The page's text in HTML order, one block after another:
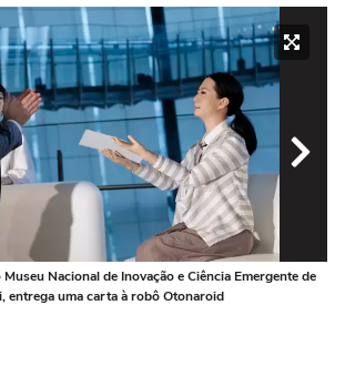
Nacional de Inovação e Ciência Emergente de
entrega uma carta à robô Otonaroid